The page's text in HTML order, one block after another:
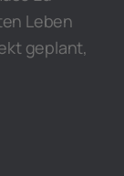
Leben
geplant,